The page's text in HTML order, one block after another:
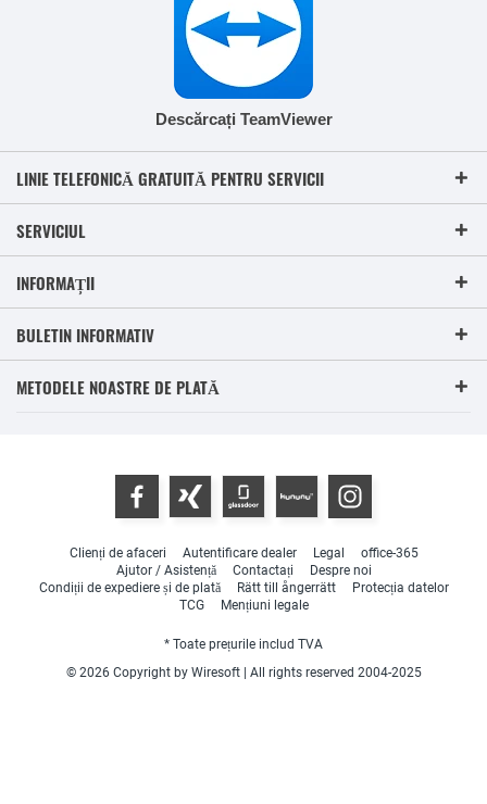
Descărcați TeamViewer
LINIE TELEFONICĂ GRATUITĂ PENTRU SERVICII
SERVICIUL
INFORMAȚII
BULETIN INFORMATIV
METODELE NOASTRE DE PLATĂ
Clienți de afaceri Autentificare dealer Legal
office-365
Ajutor / Asistență
Contactați
Despre noi
Condiții de expediere și de plată
Rätt till ångerrätt
Protecția datelor
TCG
Mențiuni legale
* Toate prețurile includ TVA
© 2026 Copyright by Wiresoft | All rights reserved 2004-2025